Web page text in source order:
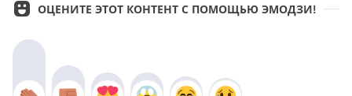
ОЦЕНИТЕ ЭТОТ КОНТЕНТ С ПОМОЩЬЮ ЭМОДЗИ!